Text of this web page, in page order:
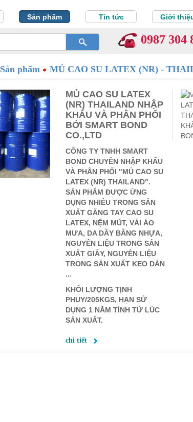
Sản phẩm Tin tức Giới
0987 304
Sản phẩm MỦ CAO SU LATEX (NR) -
MỦ CAO SU LATEX
(NR) THAILAND NHẬP
KHẨU VÀ PHÂN PHỐI
BỞI SMART BOND
CO.,LTD
CÔNG TY TNHH SMART
BOND CHUYÊN NHẬP KHẨU
VÀ PHÂN PHỐI "MỦ CAO SU
LATEX (NR) THAILAND".
SẢN PHẨM ĐƯỢC ỨNG
DỤNG NHIỀU TRONG SẢN
XUẤT GĂNG TAY CAO SU
LATEX, NỆM MÚT, VẢI ÁO
MƯA, DA DẦY BẰNG NHỰA,
NGUYÊN LIỆU TRONG SẢN
XUẤT GIẤY, NGUYÊN LIỆU
TRONG SẢN XUẤT KEO DÁN
...
KHỐI LƯỢNG TỊNH
PHUY/205KGS, HẠN SỬ
DỤNG 1 NĂM TÍNH TỪ LÚC
SẢN XUẤT.
chi tiết